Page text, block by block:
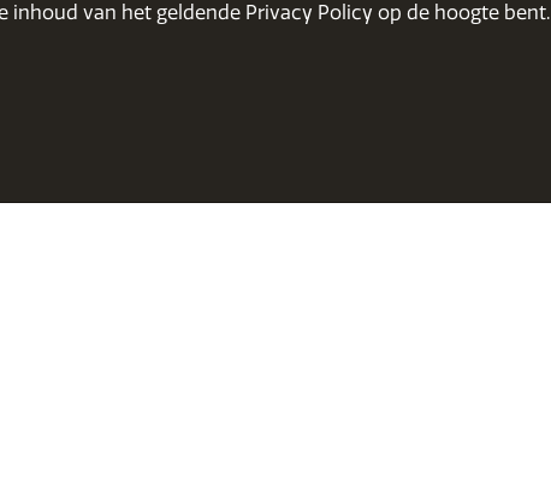
inhoud van het geldende Privacy Policy op de hoogte bent.